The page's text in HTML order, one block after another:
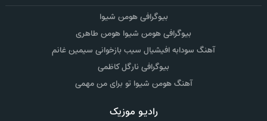
بیوگرافی هومن شیوا
بیوگرافی هومن شیوا هومن طاهری
آهنگ سودابه افیشیال سیب بازخوانی سیمین غانم
بیوگرافی نارگل کاظمی
آهنگ هومن شیوا تو برای من مهمی
رادیو موزیک